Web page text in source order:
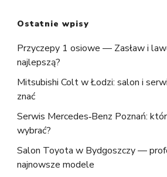
Ostatnie wpisy
Przyczepy 1 osiowe — Zasław i
najlepszą?
Mitsubishi Colt w Łodzi: salon i
znać
Serwis Mercedes‑Benz Poznań:
wybrać?
Salon Toyota w Bydgoszczy —
najnowsze modele